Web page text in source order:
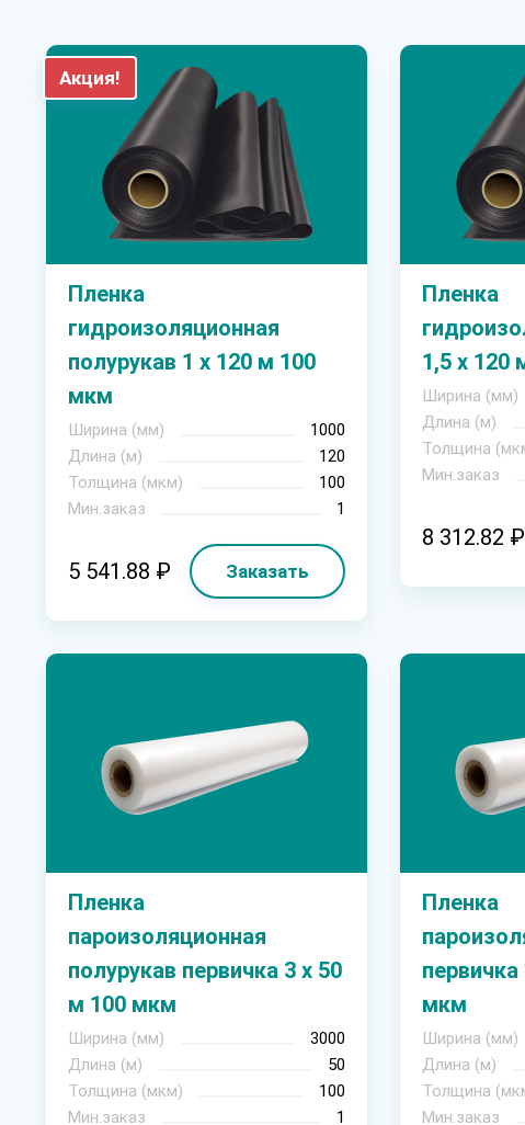
Акция!
Пленка
гидроизоляционная
полурукав 1 х 120 м 100
мкм
Ширина (мм)
1000
Длина (м)
120
Толщина (мкм)
100
Мин.заказ
1
5 541.88 ₽ Заказать
Пленка
1,5 х 120
Ширина (мм)
Длина (м)
Толщина
Мин.заказ
8 312.82 ₽
Пленка
пароизоляционная
полурукав первичка 3 х 50
м 100 мкм
Ширина (мм)
3000
Длина (м)
50
Толщина (мкм)
100
Мин.заказ
1
Пленка
мкм
Ширина (мм)
Длина (м)
Толщина
Мин.заказ